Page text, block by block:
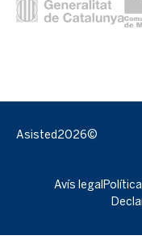
Asisted2026©
Avís legal